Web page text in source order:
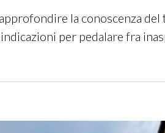
la conoscenza
per pedalare fra